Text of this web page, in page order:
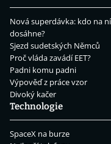
Nová superdávka: kdo na ní
dosáhne?
Sjezd sudetských Němců
Proč vláda zavádí EET?
Padni komu padni
Výpověď z práce vzor
Divoký kačer
Technologie
SpaceX na burze